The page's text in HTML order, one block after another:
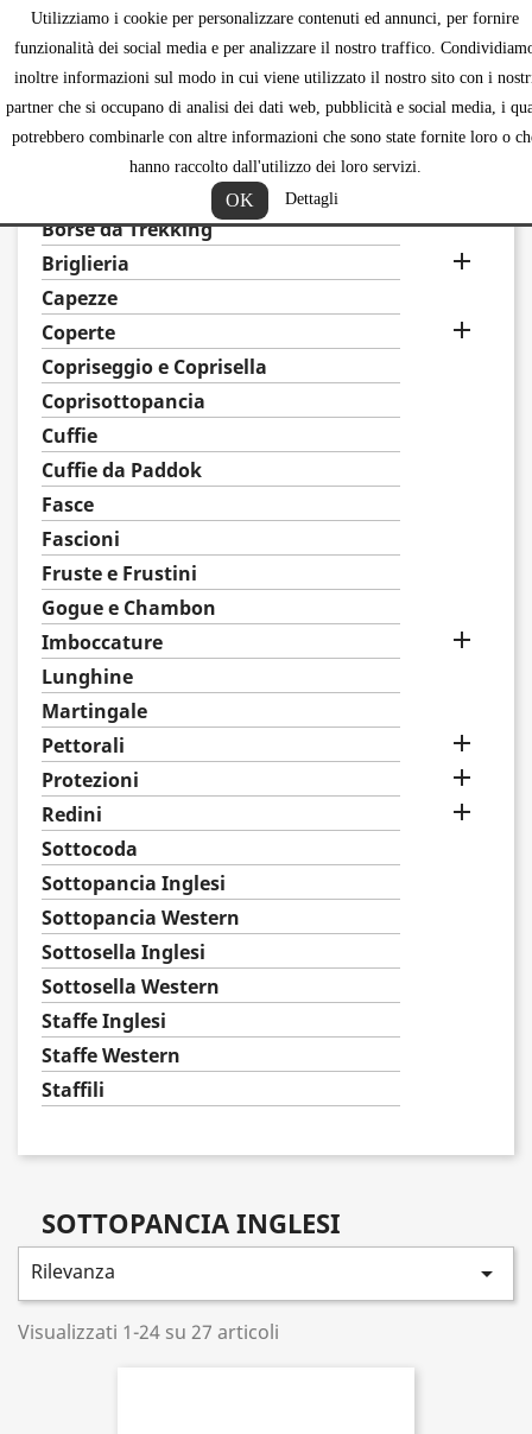
Utilizziamo i cookie per personalizzare contenuti ed annunci, per fornire
funzionalità dei social media e per analizzare il nostro traffico.
inoltre informazioni sul modo in cui viene utilizzato il nostro sito con i
partner che si occupano di analisi dei dati web, pubblicità e social media, i
potrebbero combinarle con altre informazioni che sono state fornite loro o
hanno raccolto dall'utilizzo dei loro servizi.
OK Dettagli

Alzapaletta e compensatori
Borse da Trekking
Briglieria

Capezze
Coperte

Copriseggio e Coprisella
Coprisottopancia
Cuffie
Cuffie da Paddok
Fasce
Fascioni
Fruste e Frustini
Gogue e Chambon
Imboccature

Lunghine
Martingale
Pettorali

Protezioni 
Redini 
Sottocoda
Sottopancia Inglesi
Sottopancia Western
Sottosella Inglesi
Sottosella Western
Staffe Inglesi
Staffe Western
Staffili
SOTTOPANCIA INGLESI
Rilevanza 
Visualizzati 1-24 su 27 articoli